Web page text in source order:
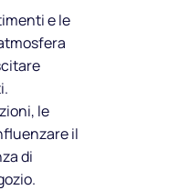
e le
le
il
di